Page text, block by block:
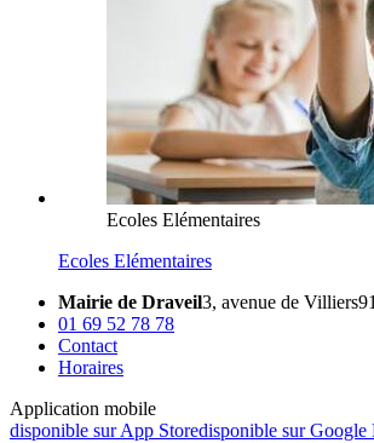
Ecoles Elémentaires
Ecoles Elémentaires
Mairie de Draveil3, avenue de Villiers
01 69 52 78 78
Contact
Horaires
Application mobile
disponible sur App Storedisponible sur Google